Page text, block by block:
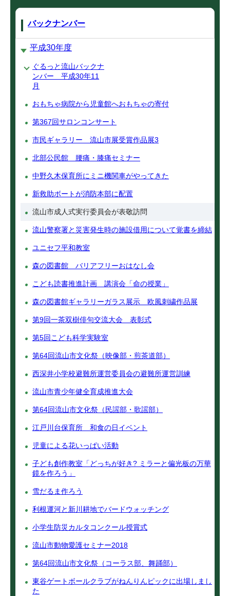
バックナンバー
平成30年度
ぐるっと流山バックナ
ンバー 平成30年11
月
おもちゃ病院から児童館へおもちゃの寄付
第367回サロンコンサート
市民ギャラリー 流山市展受賞作品展3
北部公民館 腰痛・膝痛セミナー
中野久木保育所にミニ機関車がやってきた
新救助ボートが消防本部に配置
流山市成人式実行委員会が表敬訪問
流山警察署と災害発生時の施設借用について覚書を締結
ユニセフ平和教室
森の図書館 バリアフリーおはなし会
こども読書推進計画 講演会「命の授業」
森の図書館ギャラリーガラス展示 欧風刺繍作品展
第9回一茶双樹俳句交流大会 表彰式
第5回こども科学実験室
第64回流山市文化祭（映像部・煎茶道部）
西深井小学校避難所運営委員会の避難所運営訓練
流山市青少年健全育成推進大会
第64回流山市文化祭（民謡部・歌謡部）
江戸川台保育所 和食の日イベント
児童による花いっぱい活動
子ども創作教室「どっちが好き? ミラーと偏光板の万華
鏡を作ろう」
雪だるま作ろう
利根運河と新川耕地でバードウォッチング
小学生防災カルタコンクール授賞式
流山市動物愛護セミナー2018
第64回流山市文化祭（コーラス部、舞踊部）
東谷ゲートボールクラブがねんりんピックに出場しまし
た